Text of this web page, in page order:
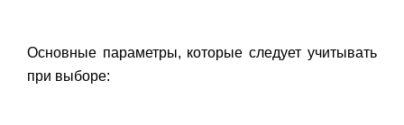
Основные параметры, которые следует учитывать
при выборе: